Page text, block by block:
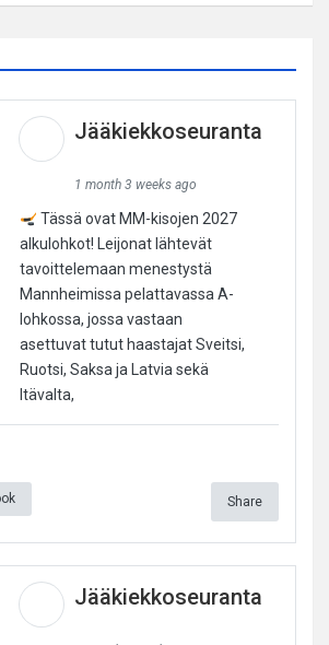
Jääkiekkoseuranta
1 month 3 weeks ago
Tässä ovat MM-kisojen 2027
alkulohkot! Leijonat lähtevät
tavoittelemaan menestystä
Mannheimissa pelattavassa A-
lohkossa, jossa vastaan
asettuvat tutut haastajat Sveitsi,
Ruotsi, Saksa ja Latvia sekä
Itävalta,
Share
Jääkiekkoseuranta